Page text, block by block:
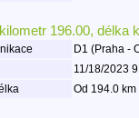
196.00, délka
D1 (Praha -
11/18/2023
Od 194.0